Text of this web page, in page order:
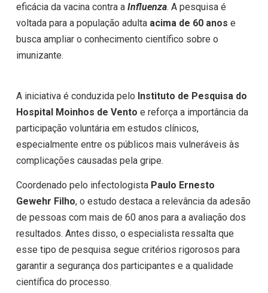
eficácia da vacina contra a Influenza. A pesquisa é
voltada para a população adulta acima de 60 anos e
busca ampliar o conhecimento científico sobre o
imunizante.
A iniciativa é conduzida pelo Instituto de Pesquisa do
Hospital Moinhos de Vento e reforça a importância da
participação voluntária em estudos clínicos,
especialmente entre os públicos mais vulneráveis às
complicações causadas pela gripe.
Coordenado pelo infectologista Paulo Ernesto
Gewehr Filho, o estudo destaca a relevância da adesão
de pessoas com mais de 60 anos para a avaliação dos
resultados. Antes disso, o especialista ressalta que
esse tipo de pesquisa segue critérios rigorosos para
garantir a segurança dos participantes e a qualidade
científica do processo.